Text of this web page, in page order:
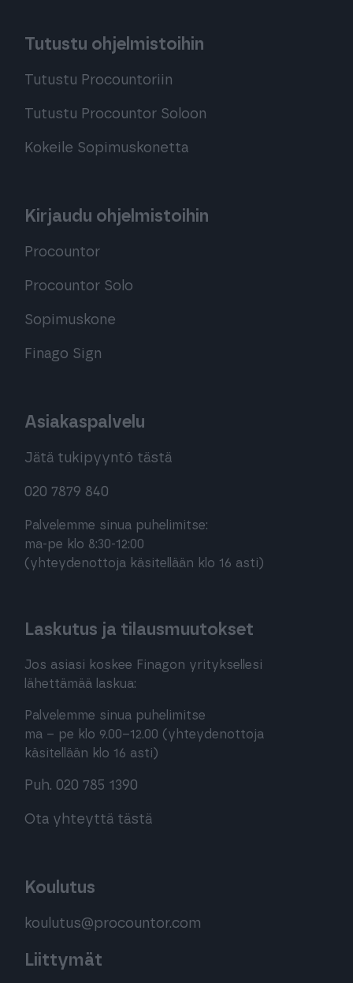
Tutustu ohjelmistoihin
Tutustu Procountoriin
Tutustu Procountor Soloon
Kokeile Sopimuskonetta
Kirjaudu ohjelmistoihin
Procountor
Procountor Solo
Sopimuskone
Finago Sign
Asiakaspalvelu
Jätä tukipyyntö tästä
020 7879 840
Palvelemme sinua puhelimitse:
ma-pe klo 8:30-12:00
(yhteydenottoja käsitellään klo 16 asti)
Laskutus ja tilausmuutokset
Jos asiasi koskee Finagon yrityksellesi
lähettämää laskua:
Palvelemme sinua puhelimitse
ma – pe klo 9.00–12.00 (yhteydenottoja
käsitellään klo 16 asti)
Puh. 020 785 1390
Ota yhteyttä tästä
Koulutus
koulutus@procountor.com
Liittymät